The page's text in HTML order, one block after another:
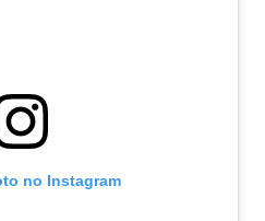
no Instagram